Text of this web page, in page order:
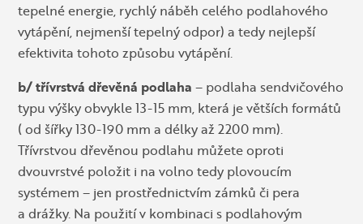
tepelné energie, rychlý náběh celého podlahového
vytápění, nejmenší tepelný odpor) a tedy nejlepší
efektivita tohoto způsobu vytápění.
b/ třívrstvá dřevěná podlaha– podlaha sendvičového
typu výšky obvykle 13-15 mm, která je větších formátů
( od šířky 130-190 mm a délky až 2200 mm).
Třívrstvou dřevěnou podlahu můžete oproti
dvouvrstvé položit i na volno tedy plovoucím
systémem – jen prostřednictvím zámků či pera
a drážky. Na použití v kombinaci s podlahovým